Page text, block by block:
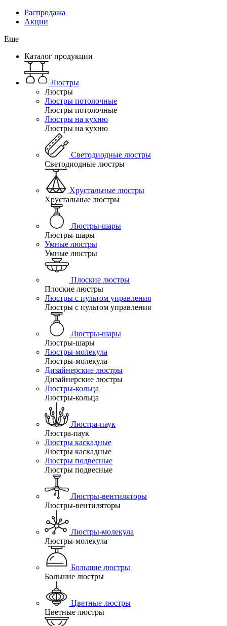
Распродажа
Акции
Еще
Каталог продукции
Люстры
Люстры
Люстры потолочные
Люстры потолочные
Люстры на кухню
Люстры на кухню
Светодиодные люстры
Светодиодные люстры
Хрустальные люстры
Хрустальные люстры
Люстры-шары
Люстры-шары
Умные люстры
Умные люстры
Плоские люстры
Плоские люстры
Люстры с пультом управления
Люстры с пультом управления
Люстры-шары
Люстры-шары
Люстры-молекула
Люстры-молекула
Дизайнерские люстры
Дизайнерские люстры
Люстры-кольца
Люстры-кольца
Люстра-паук
Люстра-паук
Люстры каскадные
Люстры каскадные
Люстры подвесные
Люстры подвесные
Люстры-вентиляторы
Люстры-вентиляторы
Люстры-молекула
Люстры-молекула
Большие люстры
Большие люстры
Цветные люстры
Цветные люстры